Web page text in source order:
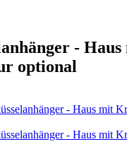
-
optional